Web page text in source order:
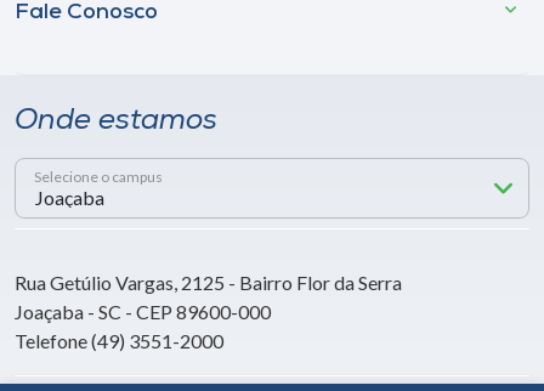
Fale Conosco
Onde estamos
Selecione o campus
Rua Getúlio Vargas, 2125 - Bairro Flor da Serra
Joaçaba - SC - CEP 89600-000
Telefone (49) 3551-2000